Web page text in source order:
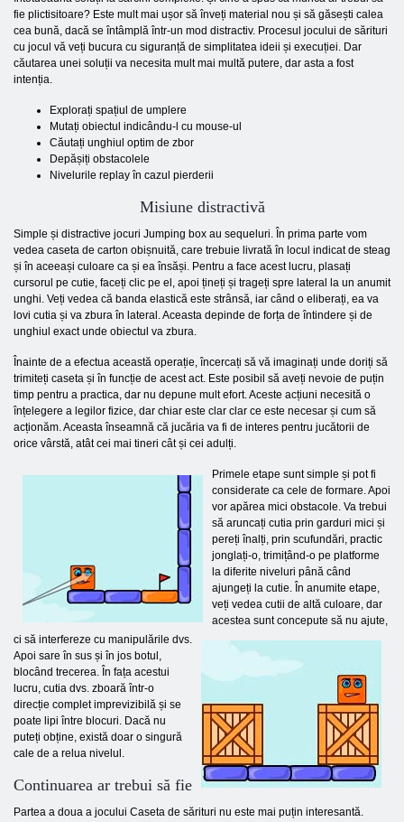
fie plictisitoare? Este mult mai ușor să înveți material nou și să găsești calea
cea bună, dacă se întâmplă într-un mod distractiv. Procesul jocului de sărituri
cu jocul vă veți bucura cu siguranță de simplitatea ideii și execuției. Dar
căutarea unei soluții va necesita mult mai multă putere, dar asta a fost
intenția.
Explorați spațiul de umplere
Mutați obiectul indicându-l cu mouse-ul
Căutați unghiul optim de zbor
Depășiți obstacolele
Nivelurile replay în cazul pierderii
Misiune distractivă
Simple și distractive jocuri Jumping box au sequeluri. În prima parte vom
vedea caseta de carton obișnuită, care trebuie livrată în locul indicat de steag
și în aceeași culoare ca și ea însăși. Pentru a face acest lucru, plasați
cursorul pe cutie, faceți clic pe el, apoi țineți și trageți spre lateral la un anumit
unghi. Veți vedea că banda elastică este strânsă, iar când o eliberați, ea va
lovi cutia și va zbura în lateral. Aceasta depinde de forța de întindere și de
unghiul exact unde obiectul va zbura.
Înainte de a efectua această operație, încercați să vă imaginați unde doriți să
trimiteți caseta și în funcție de acest act. Este posibil să aveți nevoie de puțin
timp pentru a practica, dar nu depune mult efort. Aceste acțiuni necesită o
înțelegere a legilor fizice, dar chiar este clar clar ce este necesar și cum să
acționăm. Aceasta înseamnă că jucăria va fi de interes pentru jucătorii de
orice vârstă, atât cei mai tineri cât și cei adulți.
Primele etape sunt simple și pot fi
considerate ca cele de formare. Apoi
vor apărea mici obstacole. Va trebui
să aruncați cutia prin garduri mici și
pereți înalți, prin scufundări, practic
jonglați-o, trimițând-o pe platforme
la diferite niveluri până când
ajungeți la cutie. În anumite etape,
veți vedea cutii de altă culoare, dar
acestea sunt concepute să nu ajute,
ci să interfereze cu manipulările dvs.
Apoi sare în sus și în jos botul,
blocând trecerea. În fața acestui
lucru, cutia dvs. zboară într-o
direcție complet imprevizibilă și se
poate lipi între blocuri. Dacă nu
puteți obține, există doar o singură
cale de a relua nivelul.
Continuarea ar trebui să fie
Partea a doua a jocului Caseta de sărituri nu este mai puțin interesantă.